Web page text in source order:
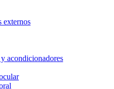
externos
acondicionadores